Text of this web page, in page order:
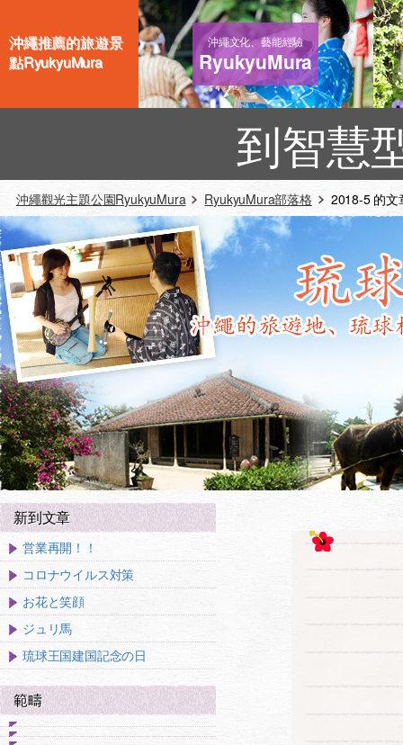
沖繩推薦的旅遊景
點RyukyuMura
沖繩文化、藝能經驗
RyukyuMura
到智慧
沖繩觀光主題公園RyukyuMura RyukyuMura部落格 2018-5 的文
新到文章
営業再開！！
コロナウイルス対策
お花と笑顔
ジュリ馬
琉球王国建国記念の日
範疇